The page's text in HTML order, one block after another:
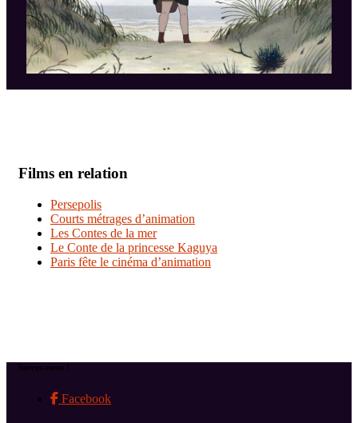
Films en relation
Persepolis
Courts métrages d’animation
Les Contes de la mer
Le Conte de la princesse Kaguya
Paris fête le cinéma d’animation
Suivez-nous !
Facebook